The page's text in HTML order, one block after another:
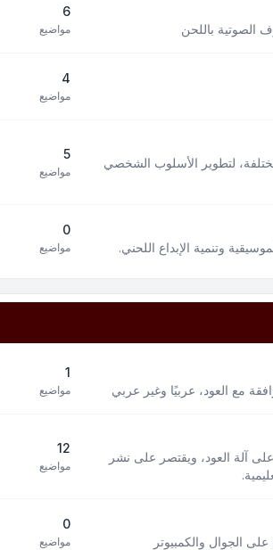
الصوتية باللحن
6
مواضيع
4
مواضيع
لتطوير الأسلوب الشخصي
5
مواضيع
وتنمية الإبداع اللحني.
0
مواضيع
مع العود، عربيًا وغير عربي
1
مواضيع
آلة العود، ويقتصر على نشر
12
مواضيع
الجوال والكمبيوتر
0
مواضيع